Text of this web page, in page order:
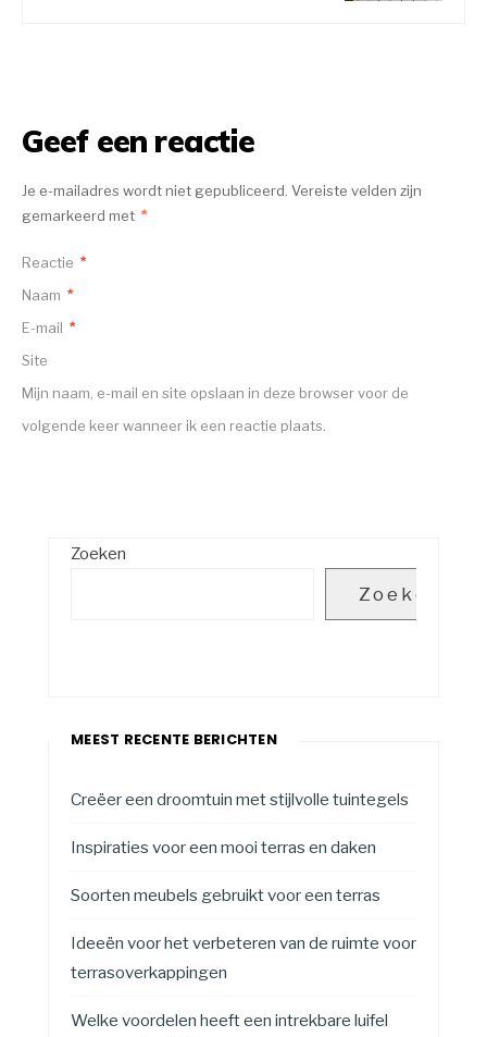
Geef een reactie
Je e-mailadres wordt niet gepubliceerd. Vereiste velden zijn
gemarkeerd met *
Reactie *
Naam *
E-mail *
Site
Mijn naam, e-mail en site opslaan in deze browser voor de
volgende keer wanneer ik een reactie plaats.
Zoeken
Zoeken
MEEST RECENTE BERICHTEN
Creëer een droomtuin met stijlvolle tuintegels
Inspiraties voor een mooi terras en daken
Soorten meubels gebruikt voor een terras
Ideeën voor het verbeteren van de ruimte voor
terrasoverkappingen
Welke voordelen heeft een intrekbare luifel